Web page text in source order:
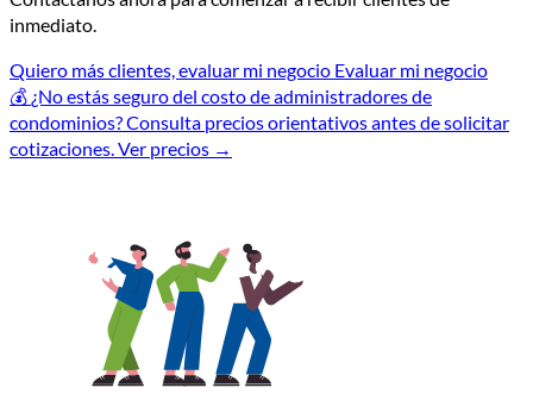
inmediato.
Quiero más clientes, evaluar mi negocio Evaluar mi negocio
💰 ¿No estás seguro del costo de administradores de
condominios?Consulta precios orientativos antes de solicitar
cotizaciones.Ver precios →